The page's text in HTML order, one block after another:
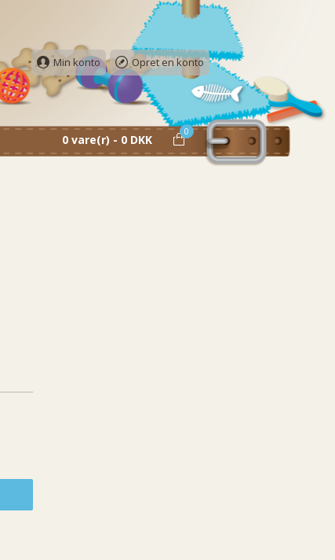
Min konto Opret en konto
0 vare(r) - 0 DKK
0